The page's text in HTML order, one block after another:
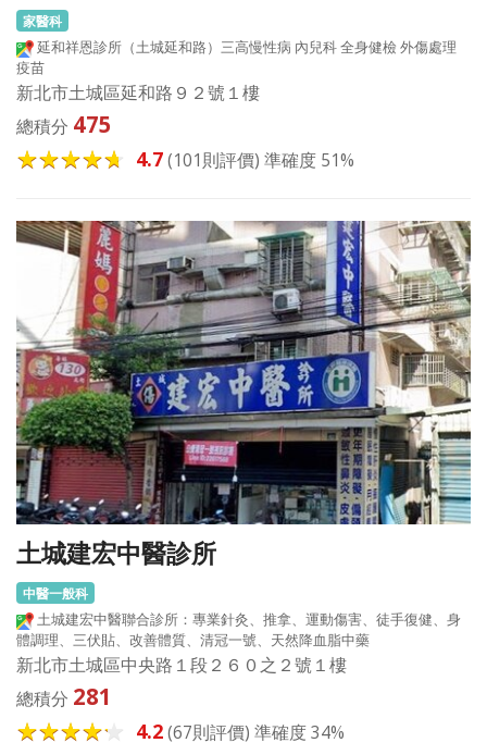
家醫科
延和祥恩診所（土城延和路）三高慢性病 內兒科 全身健檢 外傷處理
疫苗
新北市土城區延和路９２號１樓
總積分 475
4.7(101則評價) 準確度 51%
土城建宏中醫診所
中醫一般科
土城建宏中醫聯合診所：專業針灸、推拿、運動傷害、徒手復健、身
體調理、三伏貼、改善體質、清冠一號、天然降血脂中藥
新北市土城區中央路１段２６０之２號１樓
總積分 281
4.2(67則評價) 準確度 34%